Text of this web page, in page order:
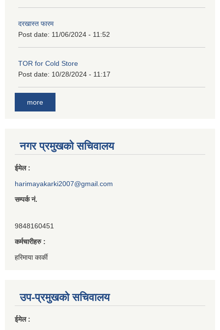
दरखास्त फारम
Post date: 11/06/2024 - 11:52
TOR for Cold Store
Post date: 10/28/2024 - 11:17
more
नगर प्रमुखको सचिवालय
ईमेल :
harimayakarki2007@gmail.com
सम्पर्क नं.
9848160451
कर्मचारीहरु :
हरिमाया कार्की
उप-प्रमुखको सचिवालय
ईमेल :